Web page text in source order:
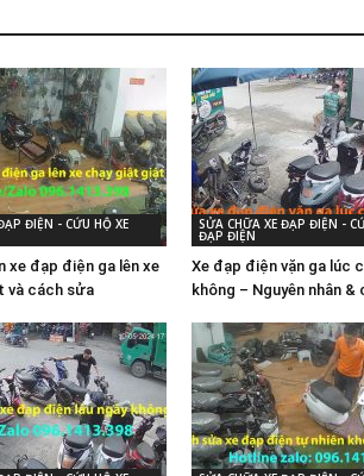
ĐIỆN - CỨU HỘ XE
xe đạp điện ga lên xe
và cách sửa
SỬA CHỮA XE ĐẠP ĐIỆN -
ĐẠP ĐIỆN
Xe đạp điện vặn ga lúc
không – Nguyên nhân &